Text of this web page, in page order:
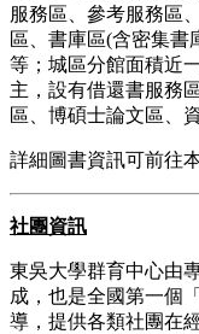
服務區、參考服務區
區、書庫區(含密集書
等；城區分館面積近
主，設有借還書服務
區、博碩士論文區、
詳細圖書資訊可前往
社團資訊
東吳大學群育中心由
成，也是全國第一個
導，提供各類社團在